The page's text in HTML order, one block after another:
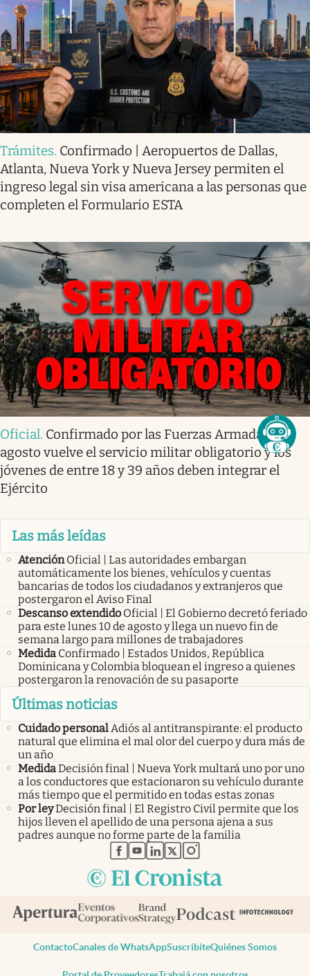
Trámites. Confirmado | Aeropuertos de Dallas,
Atlanta, Nueva York y Nueva Jersey permiten el
ingreso legal sin visa americana a las personas que
completen el Formulario ESTA
Oficial. Confirmado por las Fuerzas Armadas | En
agosto vuelve el servicio militar obligatorio y los
jóvenes de entre 18 y 39 años deben integrar el
Ejército
Las más leídas
Atención Oficial | Las autoridades embargan
automáticamente los bienes, vehículos y cuentas
bancarias de todos los ciudadanos y extranjeros que
postergaron el Aviso Final
Descanso extendido Oficial | El Gobierno decretó feriado
para este lunes 10 de agosto y llega un nuevo fin de
semana largo para millones de trabajadores
Medida Confirmado | Estados Unidos, República
Dominicana y Colombia bloquean el ingreso a quienes
postergaron la renovación de su pasaporte
Últimas noticias
Cuidado personal Adiós al antitranspirante: el producto
natural que elimina el mal olor del cuerpo y dura más de
un año
MedidaDecisión final | Nueva York multará uno por uno
a los conductores que estacionaron su vehículo durante
más tiempo que el permitido en todas estas zonas
Por leyDecisión final | El Registro Civil permite que los
hijos lleven el apellido de una persona ajena a sus
padres aunque no forme parte de la familia
abre en nueva pestaña
abre en nueva pestaña
abre en nueva pestaña
abre en nueva pestaña
abre en nueva pestaña
ContactoCanales de WhatsAppSuscribiteQuiénes Somos